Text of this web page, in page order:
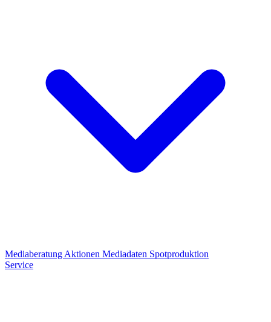
Mediaberatung Aktionen Mediadaten Spotproduktion
Service